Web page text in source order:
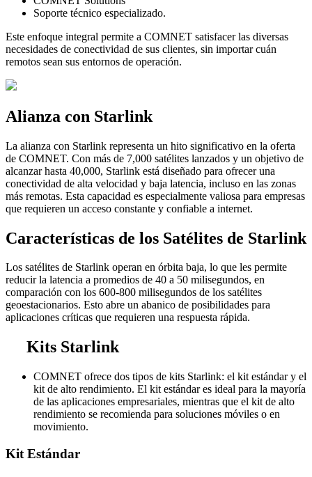
Soporte técnico especializado.
Este enfoque integral permite a COMNET satisfacer las diversas
necesidades de conectividad de sus clientes, sin importar cuán
remotos sean sus entornos de operación.
Alianza con Starlink
La alianza con Starlink representa un hito significativo en la oferta
de COMNET. Con más de 7,000 satélites lanzados y un objetivo de
alcanzar hasta 40,000, Starlink está diseñado para ofrecer una
conectividad de alta velocidad y baja latencia, incluso en las zonas
más remotas. Esta capacidad es especialmente valiosa para empresas
que requieren un acceso constante y confiable a internet.
Características de los Satélites de Starlink
Los satélites de Starlink operan en órbita baja, lo que les permite
reducir la latencia a promedios de 40 a 50 milisegundos, en
comparación con los 600-800 milisegundos de los satélites
geoestacionarios. Esto abre un abanico de posibilidades para
aplicaciones críticas que requieren una respuesta rápida.
Kits Starlink
COMNET ofrece dos tipos de kits Starlink: el kit estándar y el
kit de alto rendimiento. El kit estándar es ideal para la mayoría
de las aplicaciones empresariales, mientras que el kit de alto
rendimiento se recomienda para soluciones móviles o en
movimiento.
Kit Estándar